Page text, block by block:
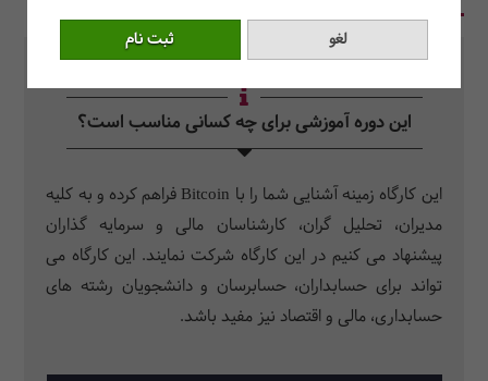
این دوره آموزشی برای چه کسانی مناسب است؟
این کارگاه زمینه آشنایی شما را با Bitcoin فراهم کرده و به کلیه
مدیران، تحلیل گران، کارشناسان مالی و سرمایه گذاران
پیشنهاد می کنیم در این کارگاه شرکت نمایند. این کارگاه می
تواند برای حسابداران، حسابرسان و دانشجویان رشته های
حسابداری، مالی و اقتصاد نیز مفید باشد.